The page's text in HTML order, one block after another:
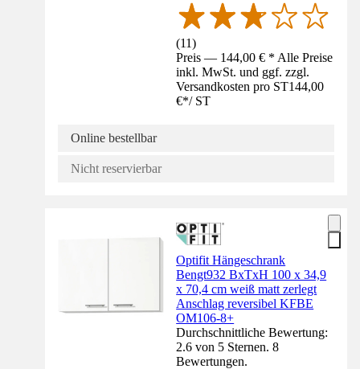
(11)
Preis — 144,00 € * Alle Preise
inkl. MwSt. und ggf. zzgl.
Versandkosten pro ST144,00
€*/ ST
Online bestellbar
Nicht reservierbar
Optifit Hängeschrank
Bengt932 BxTxH 100 x 34,9
x 70,4 cm weiß matt zerlegt
Anschlag reversibel KFBE
OM106-8+
Durchschnittliche Bewertung:
2.6 von 5 Sternen. 8
Bewertungen.